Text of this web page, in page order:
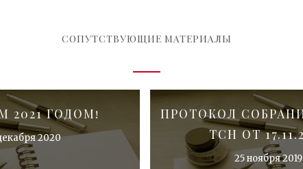
СОПУТСТВУЮЩИЕ МАТЕРИАЛЫ
2021 ГОДОМ!
2020
ПРОТОКОЛ
ТСН ОТ
25 ноября 2019